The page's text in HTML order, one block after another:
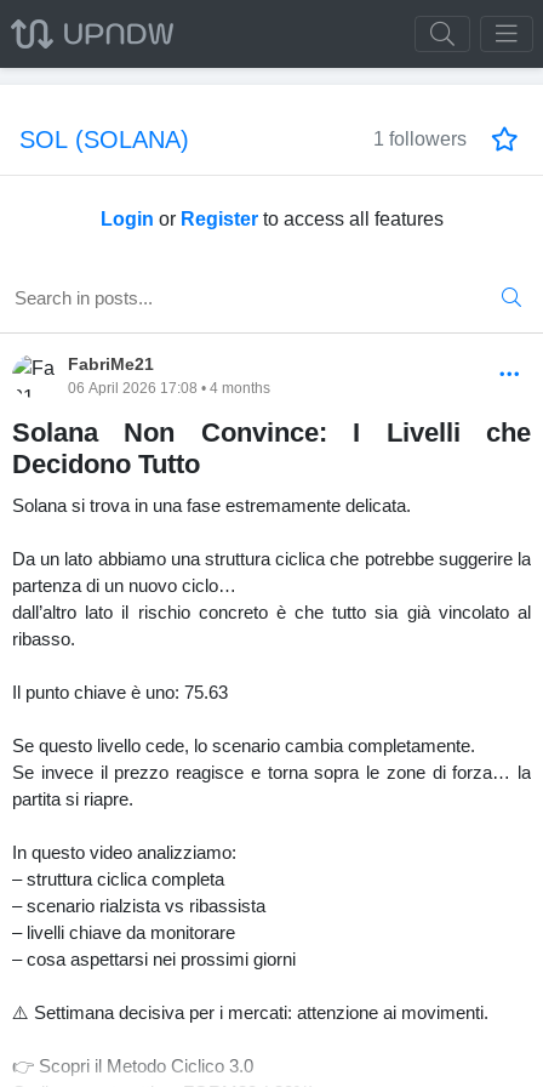
SOL (SOLANA) 1 followers
Login or Register to access all features
FabriMe21
06 April 2026 17:08 • 4 months
Solana Non Convince: I Livelli che
Decidono Tutto
Solana si trova in una fase estremamente delicata.
Da un lato abbiamo una struttura ciclica che potrebbe suggerire la
partenza di un nuovo ciclo…
dall’altro lato il rischio concreto è che tutto sia già vincolato al
ribasso.
Il punto chiave è uno: 75.63
Se questo livello cede, lo scenario cambia completamente.
Se invece il prezzo reagisce e torna sopra le zone di forza… la
partita si riapre.
In questo video analizziamo:
– struttura ciclica completa
– scenario rialzista vs ribassista
– livelli chiave da monitorare
– cosa aspettarsi nei prossimi giorni
⚠️ Settimana decisiva per i mercati: attenzione ai movimenti.
👉 Scopri il Metodo Ciclico 3.0